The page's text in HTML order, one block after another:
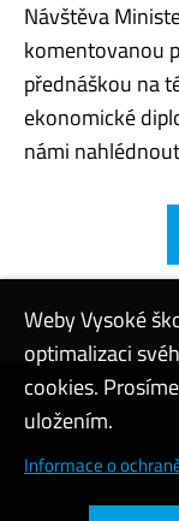
Návštěva
komentovanou
přednáškou na
ekonomické
námi
Kontaktovat
Nastavení
Weby Vysoké
optimalizaci
cookies.
uložením.
Informace o